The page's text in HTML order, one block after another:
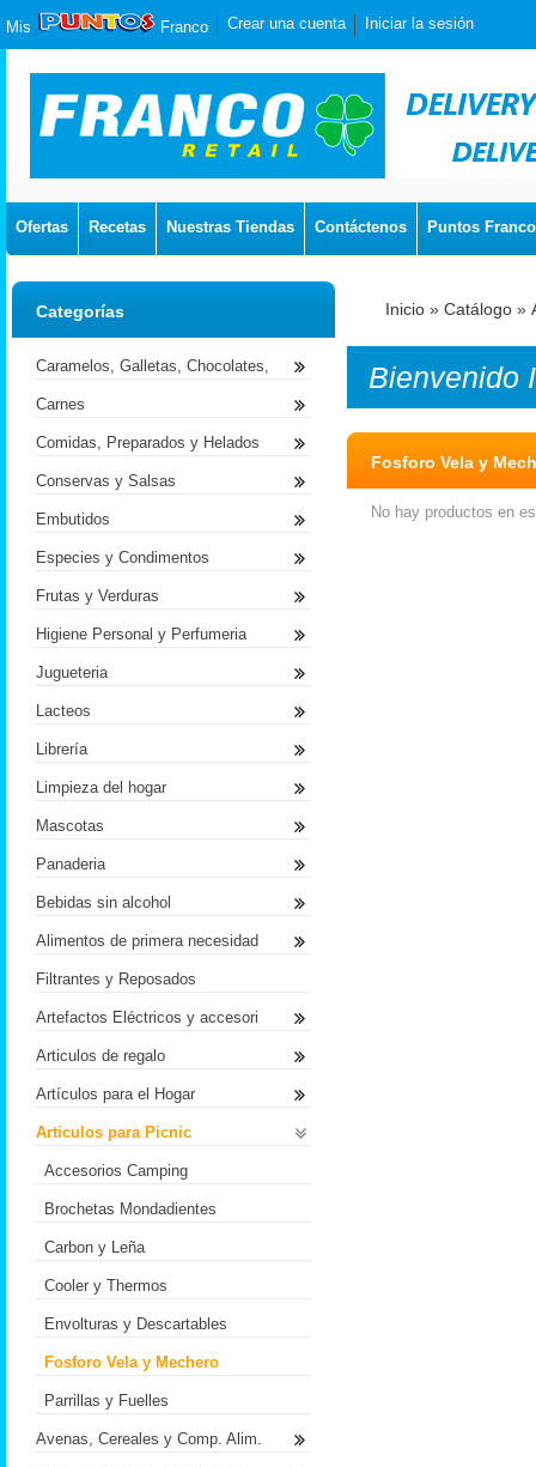
Mis Franco Crear una cuenta Iniciar la sesión
Ofertas Recetas Nuestras Tiendas Contáctenos Puntos Franco
Inicio » Catálogo »
Bienvenido
Fosforo Vela y
No hay productos en
Categorías
Caramelos, Galletas, Chocolates,
Carnes
Comidas, Preparados y Helados
Conservas y Salsas
Embutidos
Especies y Condimentos
Frutas y Verduras
Higiene Personal y Perfumeria
Jugueteria
Lacteos
Librería
Limpieza del hogar
Mascotas
Panaderia
Bebidas sin alcohol
Alimentos de primera necesidad
Filtrantes y Reposados
Artefactos Eléctricos y accesori
Articulos de regalo
Artículos para el Hogar
Articulos para Picnic
Accesorios Camping
Brochetas Mondadientes
Carbon y Leña
Cooler y Thermos
Envolturas y Descartables
Fosforo Vela y Mechero
Parrillas y Fuelles
Avenas, Cereales y Comp. Alim.